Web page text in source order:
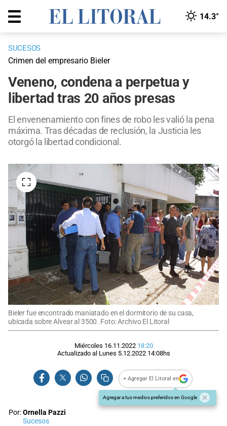
14.3°
SUCESOS
Crimen del empresario Bieler
Veneno, condena a perpetua y
libertad tras 20 años presas
El envenenamiento con fines de robo les valió la pena
máxima. Tras décadas de reclusión, la Justicia les
otorgó la libertad condicional.
Bieler fue encontrado maniatado en el dormitorio de su casa,
ubicada sobre Alvear al 3500. Foto: Archivo El Litoral
Miércoles 16.11.2022 18:20
Actualizado al Lunes 5.12.2022 14:08hs
+ Agregar El Litoral en
Agregar a tus medios preferidos en Google
Por:Ornella Pazzi
Sucesos